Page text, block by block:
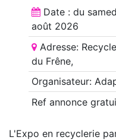
Date : du
août 2026
Adresse:
du Frêne,
Organisateur:
Ref annonce
L'Expo en recyclerie